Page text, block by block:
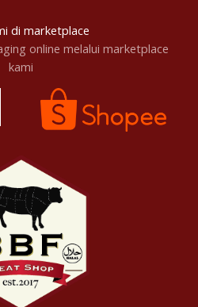
di marketplace
online melalui marketplace
kami